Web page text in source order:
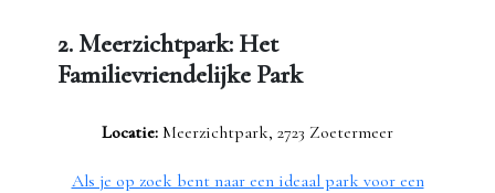
2. Meerzichtpark: Het
Familievriendelijke Park
Locatie: Meerzichtpark, 2723 Zoetermeer
Als je op zoek bent naar een ideaal park voor een